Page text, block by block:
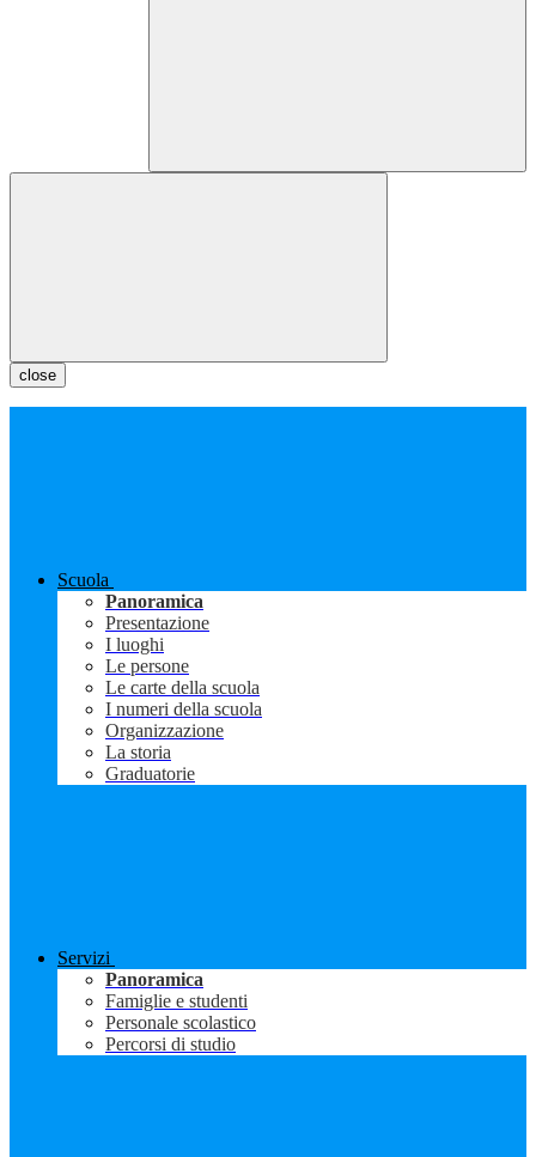
close
Scuola
Panoramica
Presentazione
I luoghi
Le persone
Le carte della scuola
I numeri della scuola
Organizzazione
La storia
Graduatorie
Servizi
Panoramica
Famiglie e studenti
Personale scolastico
Percorsi di studio